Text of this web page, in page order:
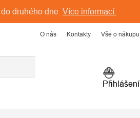
druhého dne. Více informací.
O nás Kontakty Vše o nákupu
Přihlášení